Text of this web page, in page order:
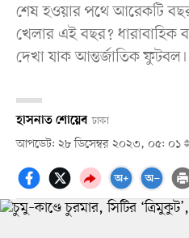
শেষ হওয়ার পথে আরেকটি
খেলার এই বছর? ধারাবাহিক
দেখা যাক আন্তর্জাতিক ফুটবল।
হাসনাত শোয়েব ঢাকা
আপডেট: ২৮ ডিসেম্বর ২০২৩, ০৫: ০১